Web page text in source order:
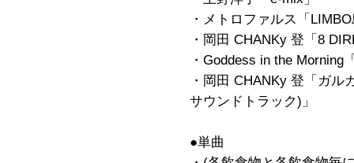
・メトロファルス「
・岡田 CHANKy 登「8
・Goddess in the Morning
・岡田 CHANKy 登「ガル
サウンドトラック)」
●単曲